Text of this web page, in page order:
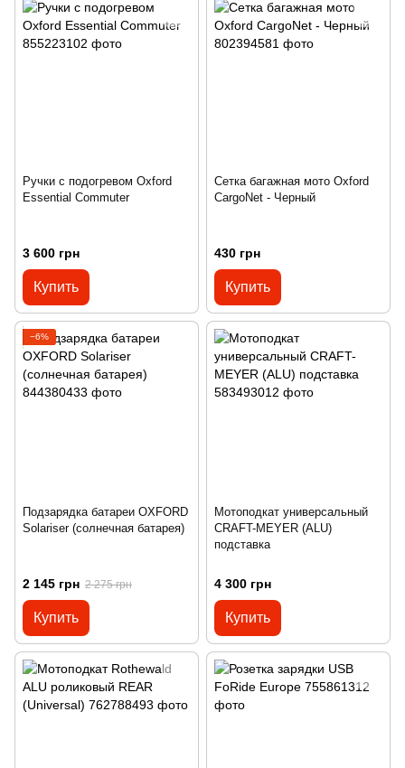
Ручки с подогревом Oxford
Essential Commuter
3 600 грн
Купить
Сетка багажная мото Oxford
CargoNet - Черный
430 грн
Купить
−6%
Подзарядка батареи OXFORD
Solariser (солнечная батарея)
2 145 грн 2 275 грн
Купить
Мотоподкат универсальный
CRAFT-MEYER (ALU)
подставка
4 300 грн
Купить